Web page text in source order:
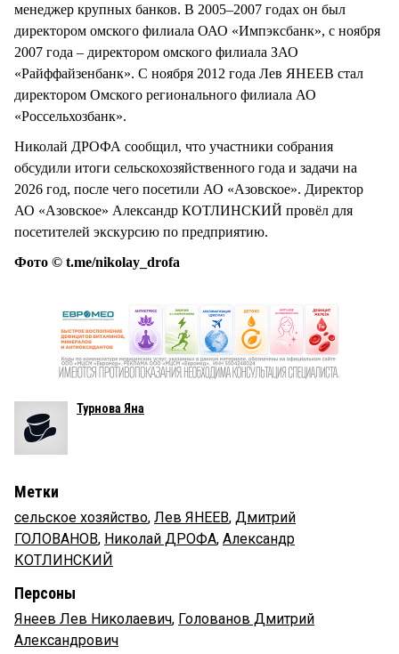
менеджер крупных банков. В 2005–2007 годах он был
директором омского филиала ОАО «Импэксбанк», с ноября
2007 года – директором омского филиала ЗАО
«Райффайзенбанк». С ноября 2012 года Лев ЯНЕЕВ стал
директором Омского регионального филиала АО
«Россельхозбанк».
Николай ДРОФА сообщил, что участники собрания
обсудили итоги сельскохозяйственного года и задачи на
2026 год, после чего посетили АО «Азовское». Директор
АО «Азовское» Александр КОТЛИНСКИЙ провёл для
посетителей экскурсию по предприятию.
Фото © t.me/nikolay_drofa
Турнова Яна
Метки
сельское хозяйство, Лев ЯНЕЕВ, Дмитрий
ГОЛОВАНОВ, Николай ДРОФА, Александр
КОТЛИНСКИЙ
Персоны
Янеев Лев Николаевич, Голованов Дмитрий
Александрович